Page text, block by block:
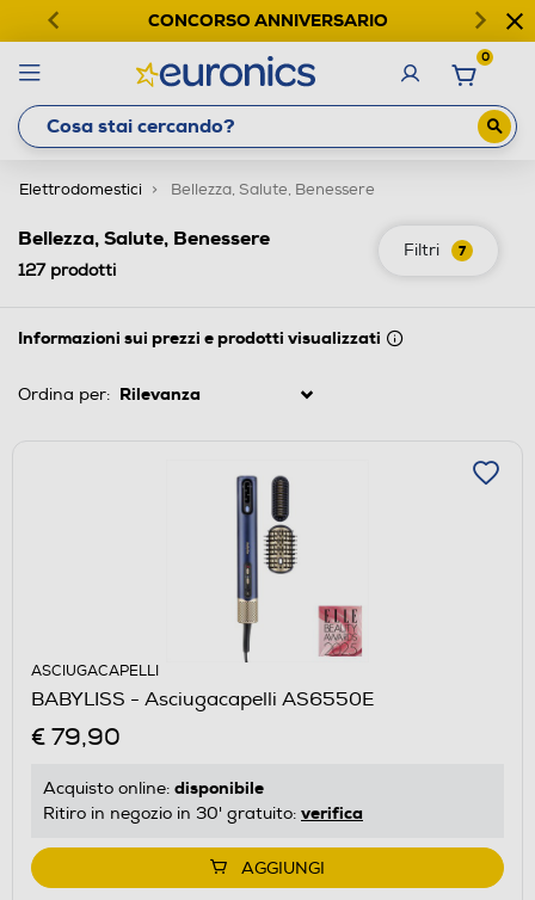
CONCORSO ANNIVERSARIO
0
Elettrodomestici Bellezza, Salute, Benessere
Filtri 7
Bellezza, Salute, Benessere
127prodotti
Informazioni sui prezzi e prodotti visualizzati
Ordina per:
ASCIUGACAPELLI
BABYLISS - Asciugacapelli AS6550E
€ 79,90
Acquisto online: disponibile
Ritiro in negozio in 30' gratuito: verifica
AGGIUNGI